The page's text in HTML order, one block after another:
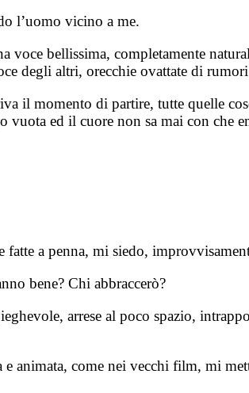
l’uomo vicino a me.
voce bellissima, completamente
degli altri, orecchie ovattate di
il momento di partire, tutte quelle
vuota ed il cuore non sa mai con che
a penna, mi siedo,
bene? Chi abbraccerò?
arrese al poco spazio,
animata, come nei vecchi film, mi